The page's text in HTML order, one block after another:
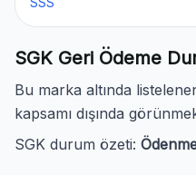
SGK Geri Ödeme
Bu marka altında
kapsamı dışında
SGK durum özeti: